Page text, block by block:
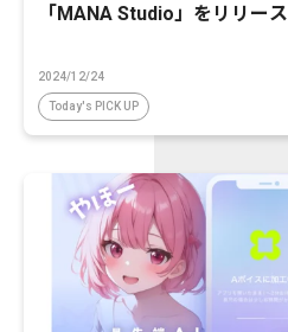
「MANA Studio」をリリース
2024/12/24
Today's PICK UP